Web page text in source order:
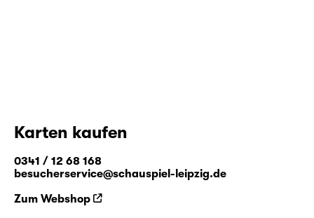
Karten kaufen
0341 / 12 68 168
besucherservice@schauspiel-leipzig.de
Zum Webshop